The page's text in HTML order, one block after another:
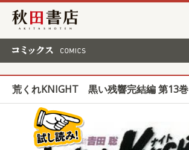
秋田書店
荒くれKNIGHT 黒い残響完結編 第13巻